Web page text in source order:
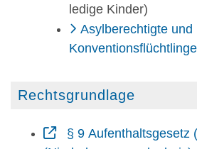
ledige Kinder)
Asylberechtigte und
Konventionsflüchtlinge
Rechtsgrundlage
§ 9 Aufenthaltsgesetz